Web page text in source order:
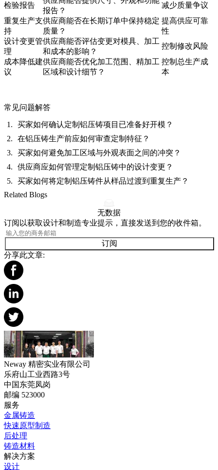
检验报告
报告？
减少质量争议
重复生产支
持
供应商能否在长期订单中保持稳定
质量？
提高供应可靠
性
设计变更管
理
供应商能否评估变更对模具、加工
和成本的影响？
控制修改风险
成本降低建
议
供应商能否优化加工范围、精加工
区域和设计细节？
控制总生产成
本
常见问题解答
买家如何确认定制铝压铸项目已准备好开模？
在铝压铸生产前应如何审查定制特征？
买家如何避免加工区域与外观表面之间的冲突？
供应商应如何管理定制铝压铸中的设计变更？
买家如何将定制铝压铸件从样品过渡到重复生产？
Related Blogs
无数据
订阅以获取设计和制造专业提示，直接发送到您的收件箱。
订阅
分享此文章:
Neway 精密实业有限公司
乐府山工业西路3号
中国东莞凤岗
邮编 523000
服务
金属铸造
快速原型制造
后处理
铸造材料
解决方案
设计